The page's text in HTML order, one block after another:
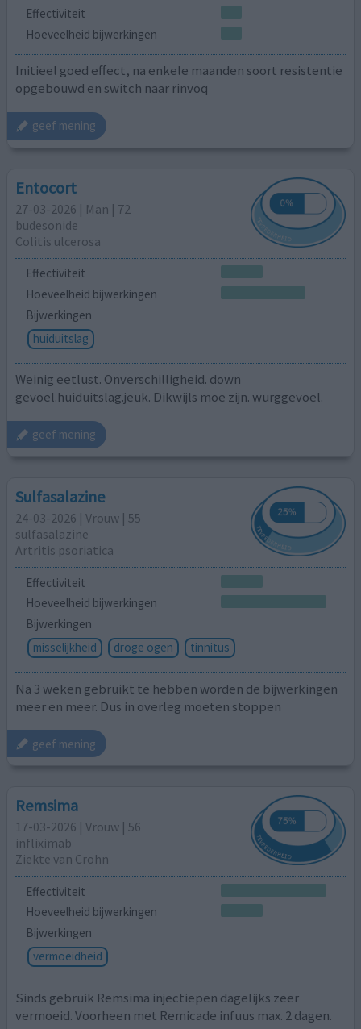
Effectiviteit
Hoeveelheid bijwerkingen
Initieel goed effect, na enkele maanden soort resistentie
opgebouwd en switch naar rinvoq
geef mening
Entocort
27-03-2026 | Man | 72
budesonide
Colitis ulcerosa
Effectiviteit
Hoeveelheid bijwerkingen
Bijwerkingen
huiduitslag
Weinig eetlust. Onverschilligheid. down
gevoel.huiduitslag.jeuk. Dikwijls moe zijn. wurggevoel.
geef mening
Sulfasalazine
24-03-2026 | Vrouw | 55
sulfasalazine
Artritis psoriatica
Effectiviteit
Hoeveelheid bijwerkingen
Bijwerkingen
misselijkheid
droge ogen tinnitus
Na 3 weken gebruikt te hebben worden de bijwerkingen
meer en meer. Dus in overleg moeten stoppen
geef mening
Remsima
17-03-2026 | Vrouw | 56
infliximab
Ziekte van Crohn
Effectiviteit
Hoeveelheid bijwerkingen
Bijwerkingen
vermoeidheid
Sinds gebruik Remsima injectiepen dagelijks zeer
vermoeid. Voorheen met Remicade infuus max. 2 dagen.